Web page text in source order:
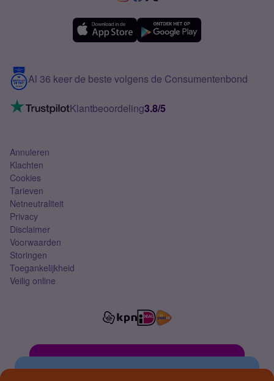
Meerdere nummers
5G internet
Mobiel internet
Mobiel abonnement
Contact
VoLTE 4G bellen
Al 36 keer de beste volgens de Consumentenbond
Klantbeoordeling3.8/5
Annuleren
Klachten
Cookies
Tarieven
Netneutraliteit
Privacy
Disclaimer
Voorwaarden
Storingen
Toegankelijkheid
Veilig online